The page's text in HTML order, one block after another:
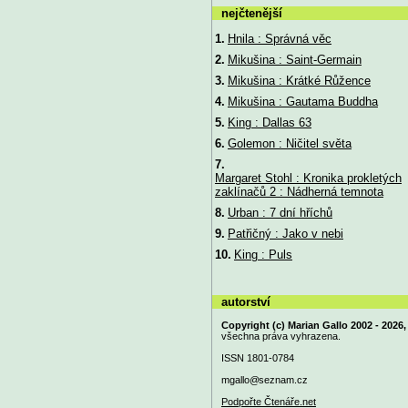
nejčtenější
1. Hnila : Správná věc
2. Mikušina : Saint-Germain
3. Mikušina : Krátké Růžence
4. Mikušina : Gautama Buddha
5. King : Dallas 63
6. Golemon : Ničitel světa
7.
Margaret Stohl : Kronika prokletých
zaklínačů 2 : Nádherná temnota
8. Urban : 7 dní hříchů
9. Patřičný : Jako v nebi
10. King : Puls
autorství
Copyright (c) Marian Gallo 2002 - 2026,
všechna práva vyhrazena.
ISSN 1801-0784
mgallo@seznam.cz
Podpořte Čtenáře.net